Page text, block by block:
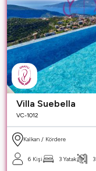
Villa Suebella
VC-1012
Kalkan / Kördere
6 Kişi 3 Yatak